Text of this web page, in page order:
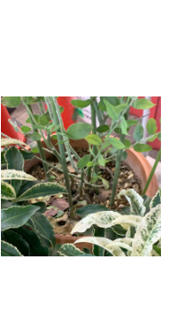
寄せ植えアカシア 支
柱たくさん、、、。残
念な植物シリーズ
2019.12.18
スタッフ日記
残念な植物-